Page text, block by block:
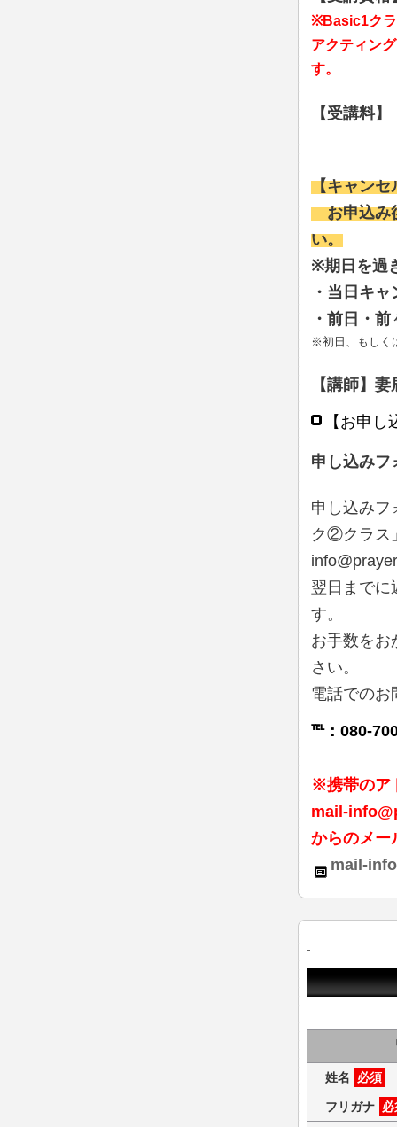
※Basic1クラ
アクティン
す。
【受講料
【キャンセ
お申込み
い。
※期日を過
・当日キ
・前日・
※初日、もしく
【講師】
【お申
申し込み
申し込みフ
ク②クラス
翌日までに
す。
お手数をお
さい。
電話でのお
℡：080-
※携帯のア
mail-
からのメー
mail-
姓名 必須
フリガナ 必